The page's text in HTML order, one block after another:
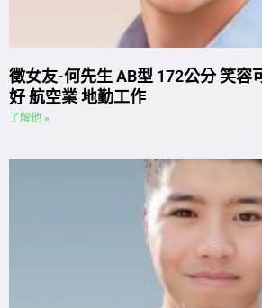
徵女友-何先生 AB型 172公分 笑容
好 航空業 地勤工作
了解他 »